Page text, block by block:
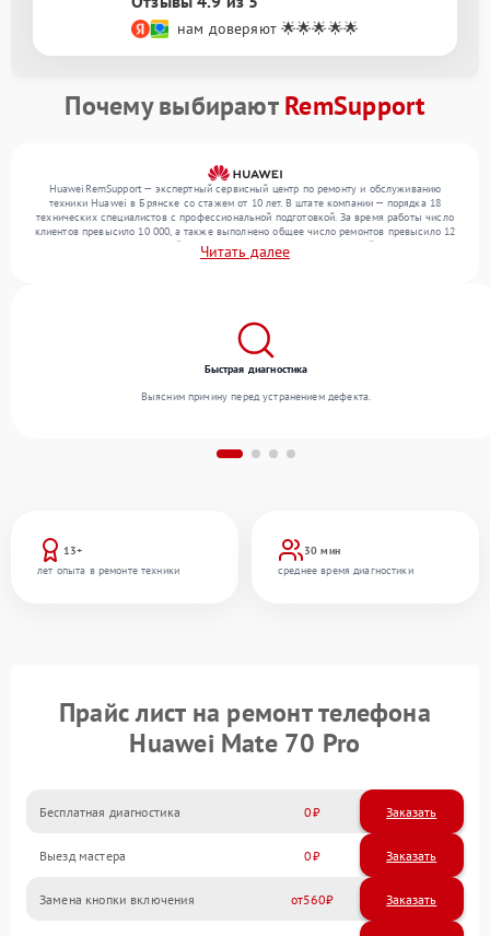
нам доверяют 🌟🌟🌟🌟🌟
Почему выбираютRemSupport
HuaweiRemSupport — экспертный сервисный центр по ремонту и обслуживанию
техники Huawei в Брянске со стажем от 10 лет. В штате компании — порядка 18
технических специалистов с профессиональной подготовкой. За время работы число
клиентов превысило 10 000, а также выполнено общее число ремонтов превысило 12
000. Ежемесячно в сервисный центр поступает более 300 обращений, включая , , . Мы
устраняем поломки любой сложности и гарантируем высокое качество обслуживания
Читать далее
13+
лет опыта в ремонте техники
30 мин
среднее время диагностики
Быстрая диагностика
Выясним причину перед устранением дефекта.
Прайс лист на ремонт телефона
Huawei Mate 70 Pro
Бесплатная диагностика 0 Заказать
Выезд мастера 0 Заказать
Замена кнопки включения 560